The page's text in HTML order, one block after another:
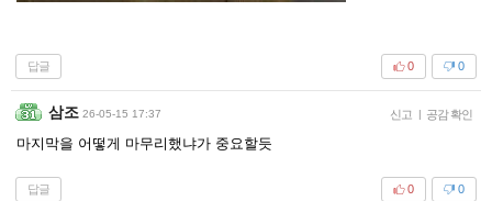
답글 0
0
삼조 26-05-15 17:37 신고 | 공감 확인
마지막을 어떻게 마무리했냐가 중요할듯
답글 0
0